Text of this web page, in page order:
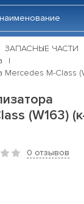
ЗАПАСНЫЕ ЧАСТИ
Mercedes M-Class
(W163)
0 отзывов